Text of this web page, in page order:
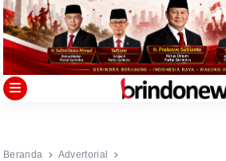
Beranda Advertorial